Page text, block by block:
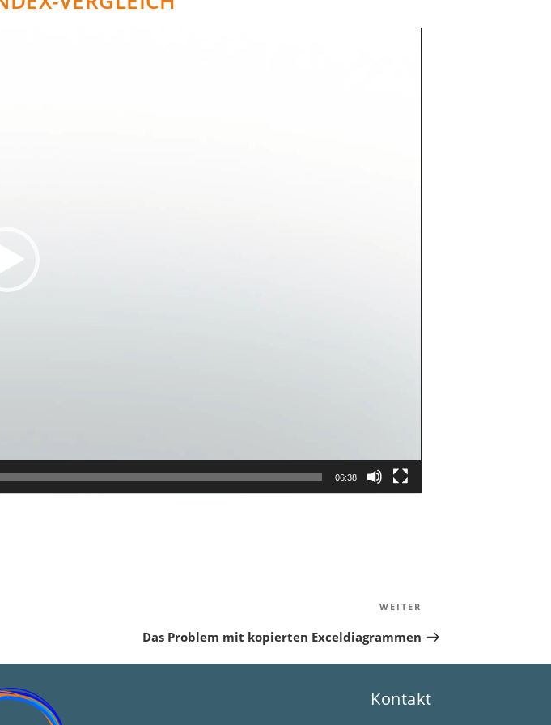
06:38
WEITER
Das Problem mit kopierten Exceldiagrammen
Kontakt